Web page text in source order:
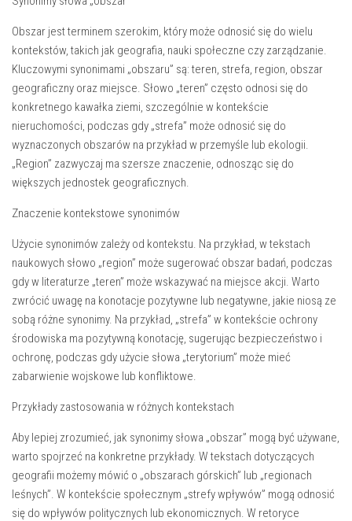
Obszar jest terminem szerokim, który może odnosić się do wielu
kontekstów, takich jak geografia, nauki społeczne czy zarządzanie.
Kluczowymi synonimami „obszaru” są: teren, strefa, region, obszar
geograficzny oraz miejsce. Słowo „teren” często odnosi się do
konkretnego kawałka ziemi, szczególnie w kontekście
nieruchomości, podczas gdy „strefa” może odnosić się do
wyznaczonych obszarów na przykład w przemyśle lub ekologii.
„Region” zazwyczaj ma szersze znaczenie, odnosząc się do
większych jednostek geograficznych.
Znaczenie kontekstowe synonimów
Użycie synonimów zależy od kontekstu. Na przykład, w tekstach
naukowych słowo „region” może sugerować obszar badań, podczas
gdy w literaturze „teren” może wskazywać na miejsce akcji. Warto
zwrócić uwagę na konotacje pozytywne lub negatywne, jakie niosą ze
sobą różne synonimy. Na przykład, „strefa” w kontekście ochrony
środowiska ma pozytywną konotację, sugerując bezpieczeństwo i
ochronę, podczas gdy użycie słowa „terytorium” może mieć
zabarwienie wojskowe lub konfliktowe.
Przykłady zastosowania w różnych kontekstach
Aby lepiej zrozumieć, jak synonimy słowa „obszar” mogą być używane,
warto spojrzeć na konkretne przykłady. W tekstach dotyczących
geografii możemy mówić o „obszarach górskich” lub „regionach
leśnych”. W kontekście społecznym „strefy wpływów” mogą odnosić
się do wpływów politycznych lub ekonomicznych. W retoryce